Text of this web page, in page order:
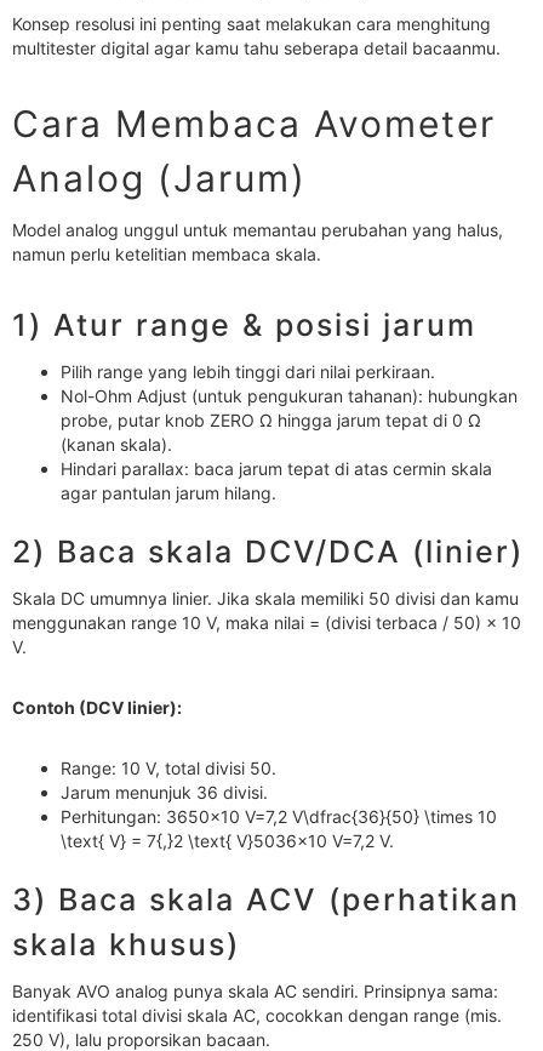
Konsep resolusi ini penting saat melakukan cara menghitung
multitester digital agar kamu tahu seberapa detail bacaanmu.
Cara Membaca Avometer
Analog (Jarum)
Model analog unggul untuk memantau perubahan yang halus,
namun perlu ketelitian membaca skala.
1) Atur range & posisi jarum
Pilih range yang lebih tinggi dari nilai perkiraan.
Nol-Ohm Adjust (untuk pengukuran tahanan): hubungkan
probe, putar knob ZERO Ω hingga jarum tepat di 0 Ω
(kanan skala).
Hindari parallax: baca jarum tepat di atas cermin skala
agar pantulan jarum hilang.
2) Baca skala DCV/DCA (linier)
Skala DC umumnya linier. Jika skala memiliki 50 divisi dan kamu
menggunakan range 10 V, maka nilai = (divisi terbaca / 50) × 10
V.
Contoh (DCV linier):
Range: 10 V, total divisi 50.
Jarum menunjuk 36 divisi.
Perhitungan: 3650×10 V=7,2 V\dfrac{36}{50} \times 10
\text{ V} = 7{,}2 \text{ V}5036​×10 V=7,2 V.
3) Baca skala ACV (perhatikan
skala khusus)
Banyak AVO analog punya skala AC sendiri. Prinsipnya sama:
identifikasi total divisi skala AC, cocokkan dengan range (mis.
250 V), lalu proporsikan bacaan.